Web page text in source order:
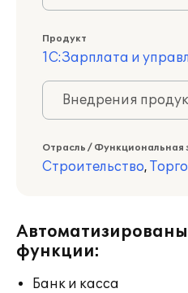
Продукт
1С:Зарплата и
Внедрения
Отрасль / Функциональная
Строительство,
функции:
Банк и касса